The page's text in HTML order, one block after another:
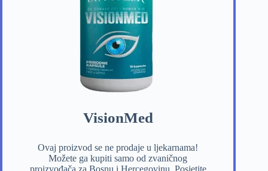
VisionMed
Ovaj proizvod se ne prodaje u ljekarnama!
Možete ga kupiti samo od zvaničnog